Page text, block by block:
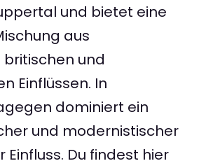
und bietet eine
aus
und
Einflüssen. In
dominiert ein
und modernistischer
Einfluss. Du findest hier